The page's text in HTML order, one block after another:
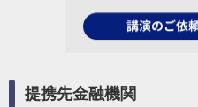
提携先金融機関